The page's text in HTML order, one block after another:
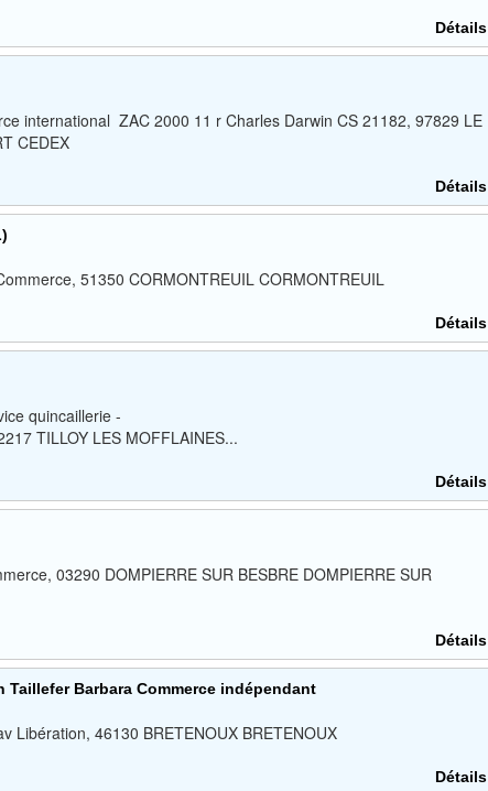
Détails
international ZAC 2000 11 r Charles Darwin CS 21182, 97829 LE
CEDEX
Détails
51350 CORMONTREUIL CORMONTREUIL
Détails
quincaillerie -
TILLOY LES MOFFLAINES...
Détails
03290 DOMPIERRE SUR BESBRE DOMPIERRE SUR
Détails
Taillefer Barbara Commerce indépendant
Libération, 46130 BRETENOUX BRETENOUX
Détails